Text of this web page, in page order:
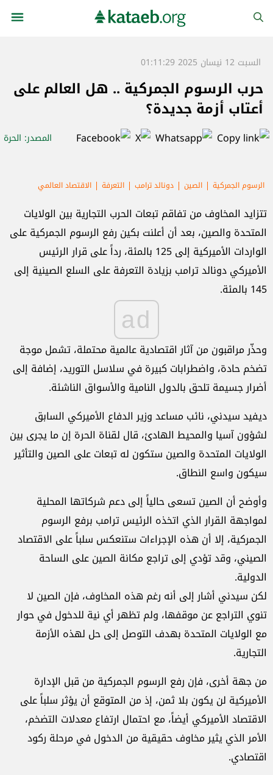
السبت 12 نيسان 2025 01:11:29
حرب الرسوم الجمركية .. هل العالم على
أعتاب أزمة جديدة؟
المصدر: الحرة
الرسوم الجمركية الصين دونالد ترامب التعرفة الاقتصاد العالمي
تتزايد المخاوف من تفاقم تبعات الحرب التجارية بين الولايات
المتحدة والصين، بعد أن أعلنت بكين رفع الرسوم الجمركية على
الواردات الأميركية إلى 125 بالمئة، رداً على قرار الرئيس
الأميركي دونالد ترامب بزيادة التعرفة على السلع الصينية إلى
145 بالمئة.
ad
وحذّر مراقبون من آثار اقتصادية عالمية محتملة، تشمل موجة
تضخم حادة، واضطرابات كبيرة في سلاسل التوريد، إضافة إلى
أضرار جسيمة تلحق بالدول النامية والأسواق الناشئة.
ديفيد سيدني، نائب مساعد وزير الدفاع الأميركي السابق
لشؤون آسيا والمحيط الهادئ، قال لقناة الحرة إن ما يجرى بين
الولايات المتحدة والصين ستكون له تبعات على الصين والتأثير
سيكون واسع النطاق.
وأوضح أن الصين تسعى حالياً إلى دعم شركاتها المحلية
لمواجهة القرار الذي اتخذه الرئيس ترامب برفع الرسوم
الجمركية، إلا أن هذه الإجراءات ستنعكس سلباً على الاقتصاد
الصيني، وقد تؤدي إلى تراجع مكانة الصين على الساحة
الدولية.
لكن سيدني أشار إلى أنه رغم هذه المخاوف، فإن الصين لا
تنوي التراجع عن موقفها، ولم تظهر أي نية للدخول في حوار
مع الولايات المتحدة بهدف التوصل إلى حل لهذه الأزمة
التجارية.
من جهة أخرى، فإن رفع الرسوم الجمركية من قبل الإدارة
الأميركية لن يكون بلا ثمن، إذ من المتوقع أن يؤثر سلباً على
الاقتصاد الأميركي أيضاً، مع احتمال ارتفاع معدلات التضخم،
الأمر الذي يثير مخاوف حقيقية من الدخول في مرحلة ركود
اقتصادي.